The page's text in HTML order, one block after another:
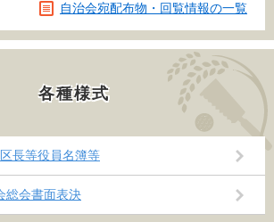
自治会宛配布物・回覧情報の一覧
各種様式
長等役員名簿等
総会書面表決